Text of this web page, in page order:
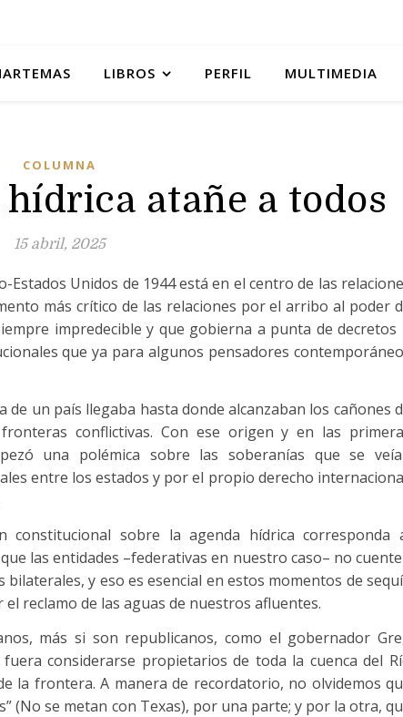
LIBROS PERFIL MULTIMEDIA
COLUMNA
atañe a todos
15 abril, 2025
Estados Unidos de 1944 está en el centro de las
más crítico de las relaciones por el arribo al poder
impredecible y que gobierna a punta de decretos
que ya para algunos pensadores
de un país llegaba hasta donde alcanzaban los cañones
conflictivas. Con ese origen y en las
una polémica sobre las soberanías que se
entre los estados y por el propio derecho
constitucional sobre la agenda hídrica corresponda
las entidades –federativas en nuestro caso– no
y eso es esencial en estos momentos de
reclamo de las aguas de nuestros afluentes.
más si son republicanos, como el gobernador
considerarse propietarios de toda la cuenca del
la frontera. A manera de recordatorio, no olvidemos
(No se metan con Texas), por una parte; y por la otra,